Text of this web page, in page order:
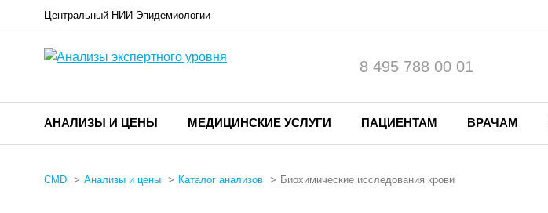
Центральный НИИ Эпидемиологии
8 495 788 00 01
АНАЛИЗЫ И ЦЕНЫ МЕДИЦИНСКИЕ УСЛУГИ ПАЦИЕНТАМ ВРАЧАМ
CMD Анализы и цены Каталог анализов Биохимические исследования крови